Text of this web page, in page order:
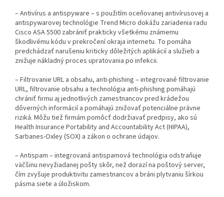
– Antivírus a antispyware – s použitím oceňovanej antivírusovej a
antispywarovej technológie Trend Micro dokážu zariadenia radu
Cisco ASA 5500 zabrániť prakticky všetkému známemu
škodlivému kódu v prekročení okraja internetu. To pomáha
predchádzať narušeniu kriticky dôležitých aplikácií a služieb a
znižuje nákladný proces upratovania po infekcii.
– Filtrovanie URL a obsahu, anti-phishing – integrované filtrovanie
URL, filtrovanie obsahu a technológia anti-phishing pomáhajú
chrániť firmu aj jednotlivých zamestnancov pred krádežou
dôverných informácií a pomáhajú znižovať potenciálne právne
riziká. Môžu tiež firmám pomôcť dodržiavať predpisy, ako sú
Health Insurance Portability and Accountability Act (HIPAA),
Sarbanes-Oxley (SOX) a zákon o ochrane údajov.
– Antispam – integrovaná antispamová technológia odstraňuje
väčšinu nevyžiadanej pošty skôr, než dorazí na poštový server,
čím zvyšuje produktivitu zamestnancov a bráni plytvaniu šírkou
pásma siete a úložiskom.